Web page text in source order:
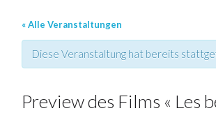
« Alle Veranstaltungen
Diese Veranstaltung hat bereits
Preview des Films « Les